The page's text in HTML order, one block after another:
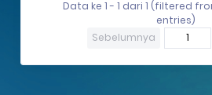
Data ke 1 - 1 dari 1 (filtered
entries)
Sebelumnya